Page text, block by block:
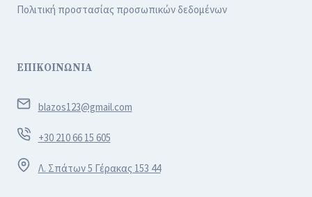
Πολιτική προστασίας προσωπικών δεδομένων
ΕΠΙΚΟΙΝΩΝΙΑ
blazos123@gmail.com
+30 210 66 15 605
Λ. Σπάτων 5 Γέρακας 153 44